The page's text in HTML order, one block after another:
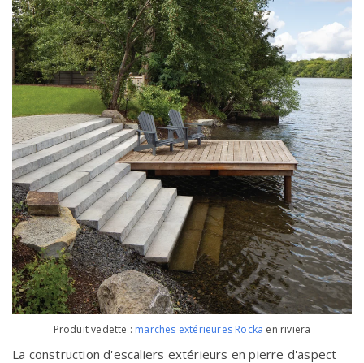
Produit vedette : marches extérieures Röcka en riviera
La construction d'escaliers extérieurs en pierre d'aspect